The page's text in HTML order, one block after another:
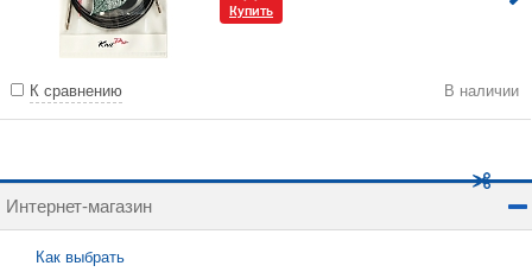
Купить
К сравнению В наличии
Интернет-магазин
Как выбрать